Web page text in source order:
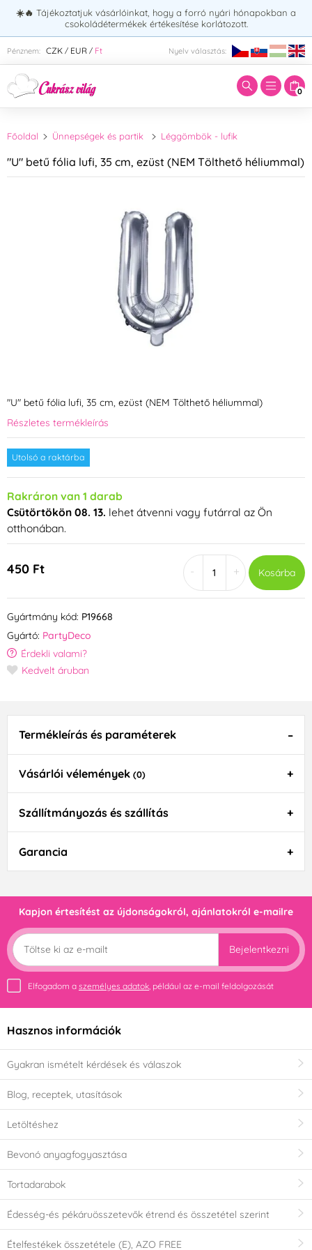
☀️🔥 Tájékoztatjuk vásárlóinkat, hogy a forró nyári hónapokban a
csokoládétermékek értékesítése korlátozott.
Pénznem: CZK / EUR / Ft Nyelv választás:
0
Adja meg a keresett kifejezést:
Főoldal Ünnepségek és partik Léggömbök - lufik
"U" betű fólia lufi, 35 cm, ezüst (NEM Tölthető héliummal)
"U" betű fólia lufi, 35 cm, ezüst (NEM Tölthető héliummal)
Részletes termékleírás
Utolsó a raktárba
Rakráron van 1 darab
Csütörtökön 08. 13. lehet átvenni vagy futárral az Ön
otthonában.
450 Ft + Kosárba
Gyártmány kód: P19668
Gyártó: PartyDeco
Érdekli valami?
Kedvelt áruban
Termékleírás és paraméterek
Vásárlói vélemények (0)
Szállítmányozás és szállítás
Garancia
Kapjon értesítést az újdonságokról, ajánlatokról e-mailre
Bejelentkezni
Elfogadom a személyes adatok , például az e-mail feldolgozását
Hasznos információk
Gyakran ismételt kérdések és válaszok
Blog, receptek, utasítások
Letöltéshez
Bevonó anyagfogyasztása
Tortadarabok
Édesség-és pékáruösszetevők étrend és összetétel szerint
Ételfestékek összetétele (E), AZO FREE